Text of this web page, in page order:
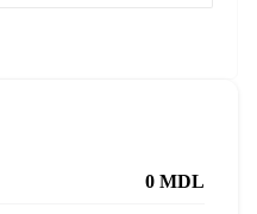
0 MDL